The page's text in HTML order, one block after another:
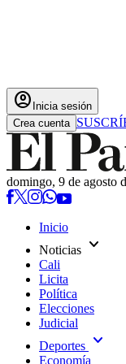
account_circle Inicia sesión
Crea cuenta
domingo, 9 de agosto
Inicio
Noticias expand_more
Cali
Licita
Política
Elecciones
Judicial
Deportes expand_more
Economía